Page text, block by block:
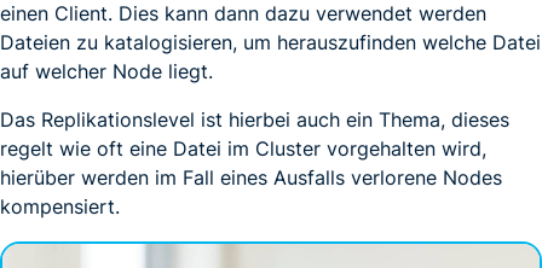
einen Client. Dies kann dann dazu verwendet werden
Dateien zu katalogisieren, um herauszufinden welche Datei
auf welcher Node liegt.
Das Replikationslevel ist hierbei auch ein Thema, dieses
regelt wie oft eine Datei im Cluster vorgehalten wird,
hierüber werden im Fall eines Ausfalls verlorene Nodes
kompensiert.